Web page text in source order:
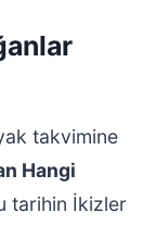
takvimine
Hangi
tarihin İkizler